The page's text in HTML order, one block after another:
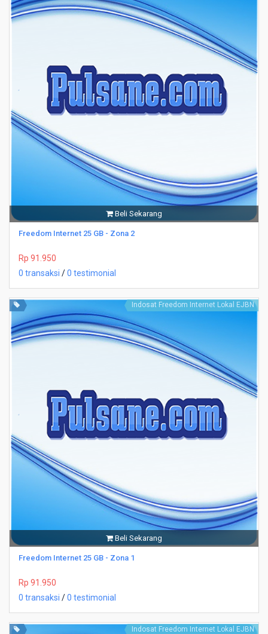
Beli Sekarang
Freedom Internet 25 GB - Zona 2
Rp 91.950
0 transaksi /0 testimonial
Indosat Freedom Internet Lokal EJBN
Beli Sekarang
Freedom Internet 25 GB - Zona 1
Rp 91.950
0 transaksi /0 testimonial
Indosat Freedom Internet Lokal EJBN